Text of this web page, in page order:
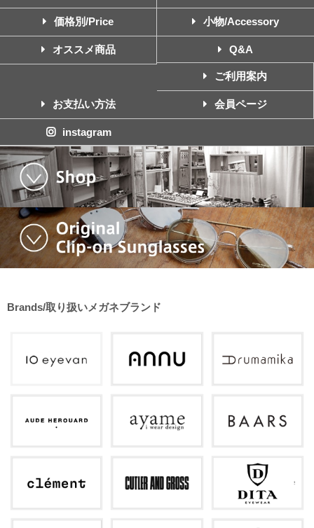
価格別/Price 小物/Accessory
オススメ商品 Q&A
ご利用案内
お支払い方法 会員ページ
instagram
Brands/取り扱いメガネブランド